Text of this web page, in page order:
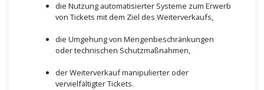
die Nutzung automatisierter Systeme zum Erwerb
von Tickets mit dem Ziel des Weiterverkaufs,
die Umgehung von Mengenbeschränkungen
oder technischen Schutzmaßnahmen,
der Weiterverkauf manipulierter oder
vervielfältigter Tickets.